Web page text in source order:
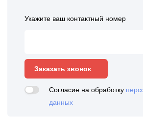
Укажите ваш контактный номер
Заказать звонок
Согласие на обработку
данных